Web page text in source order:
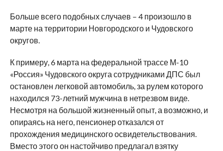
Больше всего подобных случаев – 4 произошло в
марте на территории Новгородского и Чудовского
округов.
К примеру, 6 марта на федеральной трассе М-10
«Россия» Чудовского округа сотрудниками ДПС был
остановлен легковой автомобиль, за рулем которого
находился 73-летний мужчина в нетрезвом виде.
Несмотря на большой жизненный опыт, а возможно, и
опираясь на него, пенсионер отказался от
прохождения медицинского освидетельствования.
Вместо этого он настойчиво предлагал взятку